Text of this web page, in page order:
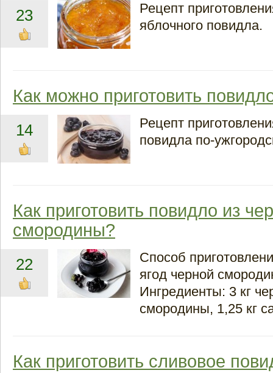
23
Рецепт
яблочного повидла.
Как можно приготовить
14
Рецепт
повидла по-
Как приготовить повидло из
смородины?
22
Способ
ягод черной
Ингредиенты: 3 кг
смородины, 1,25 кг
Как приготовить сливовое